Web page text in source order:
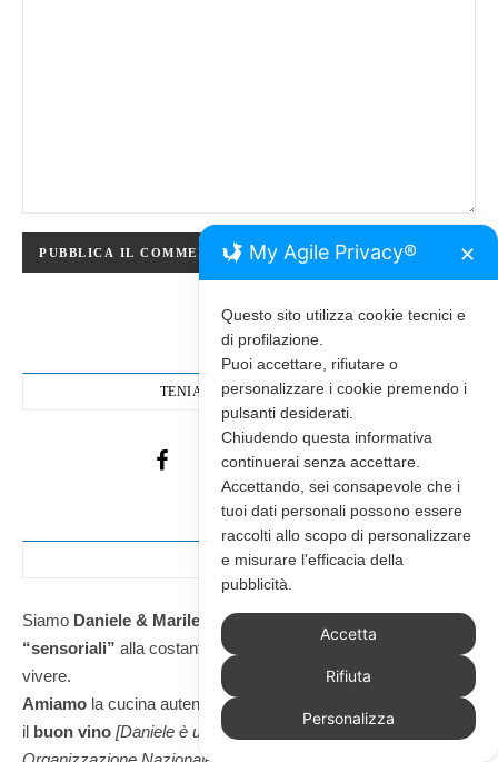
TENIAMOCI IN CONTATTO
CHI SIAMO
Siamo Daniele & Marilena ,una
“sensoriali” alla costante ricerca di nuove esperienze da
vivere.
Amiamo la cucina autentica, i profumi dei mercati e soprattutto
il buon vino [Daniele è un Assaggiatore ONAV –
My Agile Privacy® ✕
Questo sito utilizza cookie tecnici e
di profilazione.
Puoi accettare, rifiutare o
personalizzare i cookie premendo i
pulsanti desiderati.
Chiudendo questa informativa
continuerai senza accettare.
Accettando, sei consapevole che i
tuoi dati personali possono essere
raccolti allo scopo di personalizzare
e misurare l'efficacia della
pubblicità.
Accetta
Rifiuta
Personalizza